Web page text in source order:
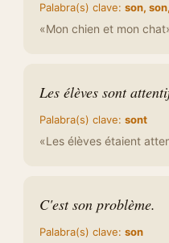
Palabra(s) clave: son,
«Mon chien et mon
Les élèves sont
Palabra(s) clave: sont
«Les élèves étaient
C'est son problème.
Palabra(s) clave: son